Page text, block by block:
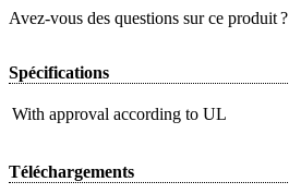
Avez‑vous des questions sur ce produit ?
Spécifications
With approval according to UL
Téléchargements